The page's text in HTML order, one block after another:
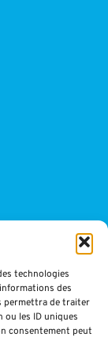
technologies
des
permettra de traiter
ou les ID uniques
consentement peut